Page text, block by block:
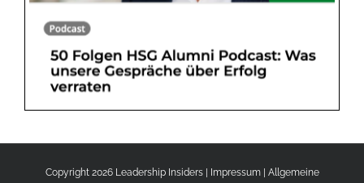
Copyright 2026 Leadership Insiders | Impressum| Allgemeine